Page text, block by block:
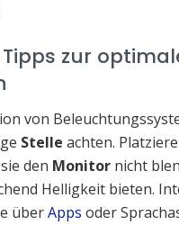
zur
von
Stelle achten.
den Monitor nicht
Helligkeit bieten.
überApps oder